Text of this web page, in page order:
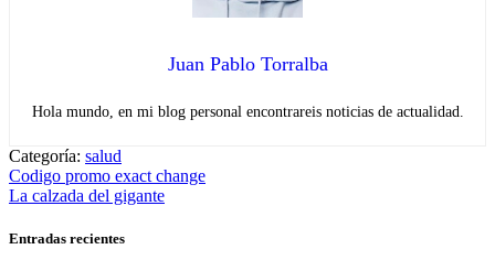
Juan Pablo Torralba
Hola mundo, en mi blog personal encontrareis noticias de actualidad.
Categoría: salud
Navegación
de
entradas
Entrada
anterior:
Codigo promo exact change
Entrada
La calzada del gigante
Entradas recientes